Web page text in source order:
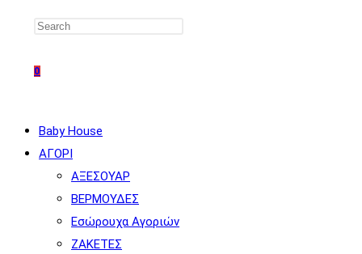
0
Baby House
ΑΓΟΡΙ
ΑΞΕΣΟΥΑΡ
ΒΕΡΜΟΥΔΕΣ
Εσώρουχα Αγοριών
ΖΑΚΕΤΕΣ